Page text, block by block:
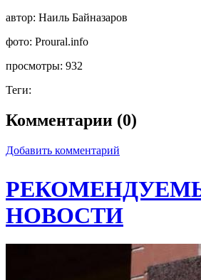
автор: Наиль Байназаров
фото: Proural.info
просмотры: 932
Теги:
Комментарии (0)
Добавить комментарий
НОВОСТИ